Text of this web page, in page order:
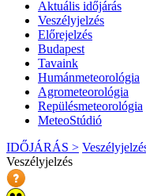
Aktuális időjárás
Veszélyjelzés
Előrejelzés
Budapest
Tavaink
Humánmeteorológia
Agrometeorológia
Repülésmeteorológia
MeteoStúdió
IDŐJÁRÁS >
Veszélyjelzés